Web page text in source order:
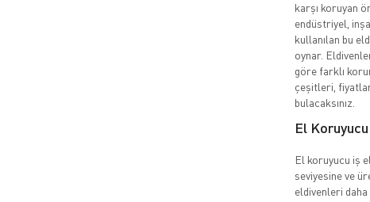
karşı koruyan
endüstriyel,
kullanılan bu
oynar.
göre farklı
çeşitleri,
bulacaksınız.
El
El koruyucu iş
seviyesine ve
eldivenleri daha